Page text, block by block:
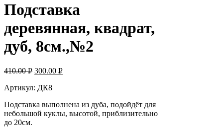
Подставка
деревянная, квадрат,
дуб, 8см.,№2
410.00Р 300.00 Р
Артикул: ДК8
Подставка выполнена из дуба, подойдёт для
небольшой куклы, высотой, приблизительно
до 20см.